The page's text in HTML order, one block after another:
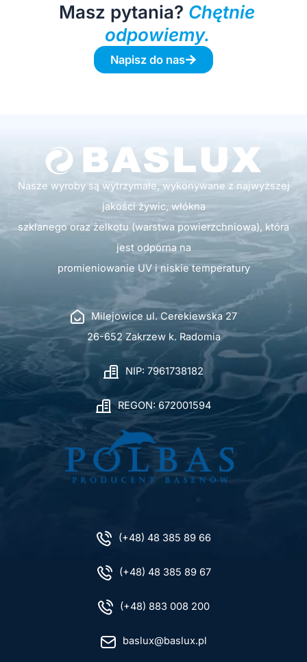
Masz pytania? Chętnie
odpowiemy.
Napisz do nas
Nasze wyroby są wytrzymałe, wykonywane z najwyższej
jakości żywic, włókna
szklanego oraz żelkotu (warstwa powierzchniowa), która
jest odporna na
promieniowanie UV i niskie temperatury
Milejowice ul. Cerekiewska 27
26-652 Zakrzew k. Radomia
NIP: 7961738182
REGON: 672001594
(+48) 48 385 89 66
(+48) 48 385 89 67
(+48) 883 008 200
baslux@baslux.pl